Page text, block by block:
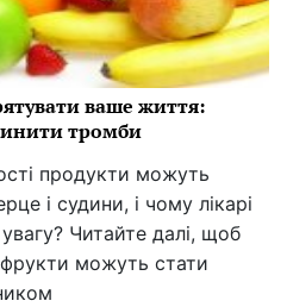
ваше життя:
тромби
продукти можуть
і судини, і чому лікарі
Читайте далі, щоб
фрукти можуть стати